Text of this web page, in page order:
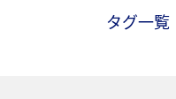
愛媛県
タグ一覧